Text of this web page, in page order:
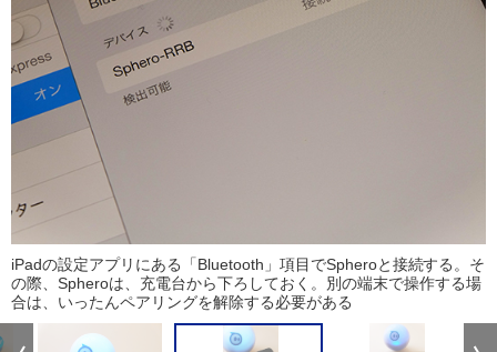
iPadの設定アプリにある「Bluetooth」項目でSpheroと接続する。そ
の際、Spheroは、充電台から下ろしておく。別の端末で操作する場
合は、いったんペアリングを解除する必要がある